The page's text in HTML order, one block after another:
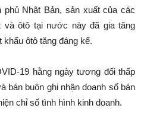
Nhật Bản, sản xuất của các
và ôtô tại nước này đã gia tăng
ôtô tăng đáng kể.
19 hằng ngày tương đối thấp
bán buôn ghi nhận doanh số bán
chỉ số tình hình kinh doanh.